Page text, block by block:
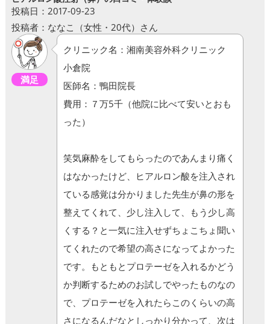
投稿日：2017-09-23
投稿者：ななこ（女性・20代）さん
満足
クリニック名：湘南美容外科クリニック
小倉院
医師名：鴨田院長
費用：７万5千（他院に比べて安いとおも
った）
笑気麻酔をしてもらったのであんまり痛く
はなかったけど、ヒアルロン酸を注入され
ている感覚は分かりました先生が鼻の形を
整えてくれて、少し注入して、もう少し高
くする？と一気に注入せずちょこちょ聞い
てくれたので希望の高さになってよかった
です。もともとプロテーゼを入れるかどう
か判断するためのお試しでやったものなの
で、プロテーゼを入れたらこのくらいの高
さになるんだなとしっかり分かって、次は